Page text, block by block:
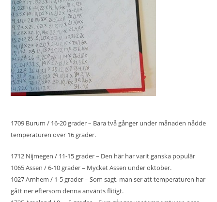
1709 Burum / 16-20 grader – Bara två gånger under månaden nådde
temperaturen över 16 grader.
1712 Nijmegen / 11-15 grader – Den här har varit ganska populär
1065 Assen / 6-10 grader – Mycket Assen under oktober.
1027 Arnhem / 1-5 grader – Som sagt, man ser att temperaturen har
gått ner eftersom denna använts flitigt.